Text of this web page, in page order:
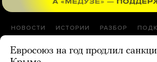
НОВОСТИ ИСТОРИИ РАЗБОР
Евросоюз на год продлил